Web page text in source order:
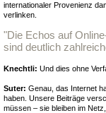
internationaler Provenienz
verlinken.
"Die Echos auf
sind deutlich
Knechtli: Und dies ohne
Suter: Genau, das Internet
haben. Unsere Beiträge
müssen – sie bleiben im